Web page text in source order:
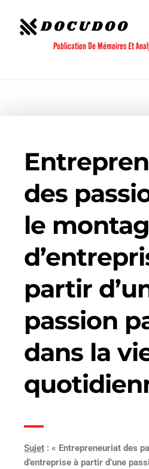
contenu
Publication De Mémoires Et
des
le
partir
passion
dans la
Sujet : « Entrepreneuriat des
d’entreprise à partir d’une